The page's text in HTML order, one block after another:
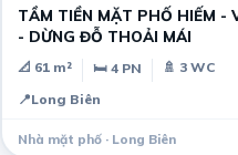
TẦM TIỀN MẶT PHỐ HIẾM -
- DỪNG ĐỖ THOẢI MÁI
📐 61 m² 🛏 4 PN
🚿 3 WC
📍Long Biên
Nhà mặt phố · Long Biên